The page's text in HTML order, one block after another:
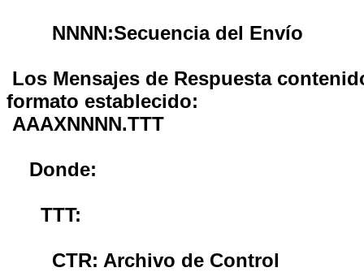
NNNN:Secuencia del Envío
Los Mensajes de Respuesta
formato establecido:
AAAXNNNN.TTT
Donde:
TTT:
CTR: Archivo de Control